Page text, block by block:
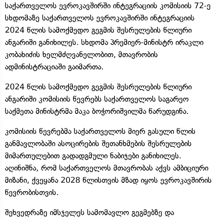
საქართველოს ევროკავშირში ინტეგრაციის კომისიის 72-ე
სხდომაზე საქართველოს ევროკავშირში ინტეგრაციის
2024 წლის სამოქმედო გეგმის შესრულების წლიური
ანგარიში განიხილეს. სხდომა პრემიერ-მინისტრ ირაკლი
კობახიძის ხელმძღვანელობით, მთავრობის
ადმინისტრაციაში გაიმართა.
2024 წლის სამოქმედო გეგმის შესრულების წლიური
ანგარიში კომისიის წევრებს საქართველოს საგარეო
საქმეთა მინისტრმა მაკა ბოჭორიშვილმა წარუდგინა.
კომისიის წევრებმა საქართველოს მიერ გასული წლის
განმავლობაში ასოცირების შეთანხმების შესრულების
მიმართულებით გადადგმული ნაბიჯები განიხილეს.
აღინიშნა, რომ საქართველოს მთავრობას აქვს ამბიციური
მიზანი, ქვეყანა 2028 წლისთვის მზად იყოს ევროკავშირის
წევრობისთვის.
შეხვედრაზე იმსჯელეს სამომავლო გეგმებზე და